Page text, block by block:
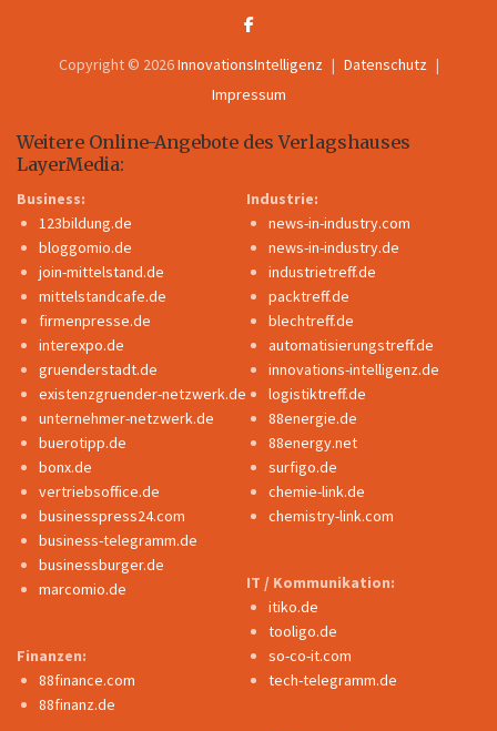
Copyright © 2026InnovationsIntelligenz
Datenschutz
Impressum
Weitere Online-Angebote des Verlagshauses
LayerMedia:
Business:
123bildung.de
bloggomio.de
join-mittelstand.de
mittelstandcafe.de
firmenpresse.de
interexpo.de
gruenderstadt.de
existenzgruender-netzwerk.de
unternehmer-netzwerk.de
buerotipp.de
bonx.de
vertriebsoffice.de
businesspress24.com
business-telegramm.de
businessburger.de
marcomio.de
Finanzen:
88finance.com
88finanz.de
Industrie:
news-in-industry.com
news-in-industry.de
industrietreff.de
packtreff.de
blechtreff.de
automatisierungstreff.de
innovations-intelligenz.de
logistiktreff.de
88energie.de
88energy.net
surfigo.de
chemie-link.de
chemistry-link.com
IT / Kommunikation:
itiko.de
tooligo.de
so-co-it.com
tech-telegramm.de